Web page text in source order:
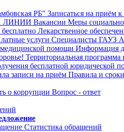
РБ" Записаться на приём к
ЛИНИИ Вакансии Меры
бесплатно Лекарственное
услуги Специалисты ГАУЗ
медицинской помощи Информация
Территориальная
бесплатной юридической
записи на приём Правила и
о коррупции Вопрос - ответ
Статистика обращений